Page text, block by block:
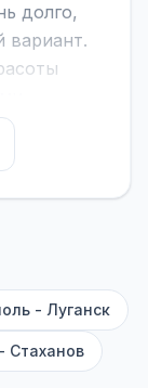
долго,
вариант.
-
(8–18
них лучше
- Луганск
Стаханов